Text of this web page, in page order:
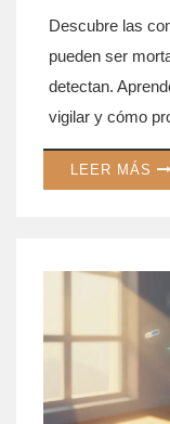
Descubre las
pueden ser
detectan.
vigilar y cómo
LEER MÁS